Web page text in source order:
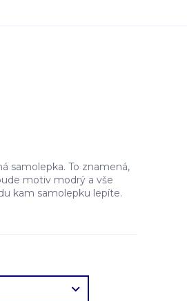
samolepka. To znamená,
motiv modrý a vše
kam samolepku lepíte.